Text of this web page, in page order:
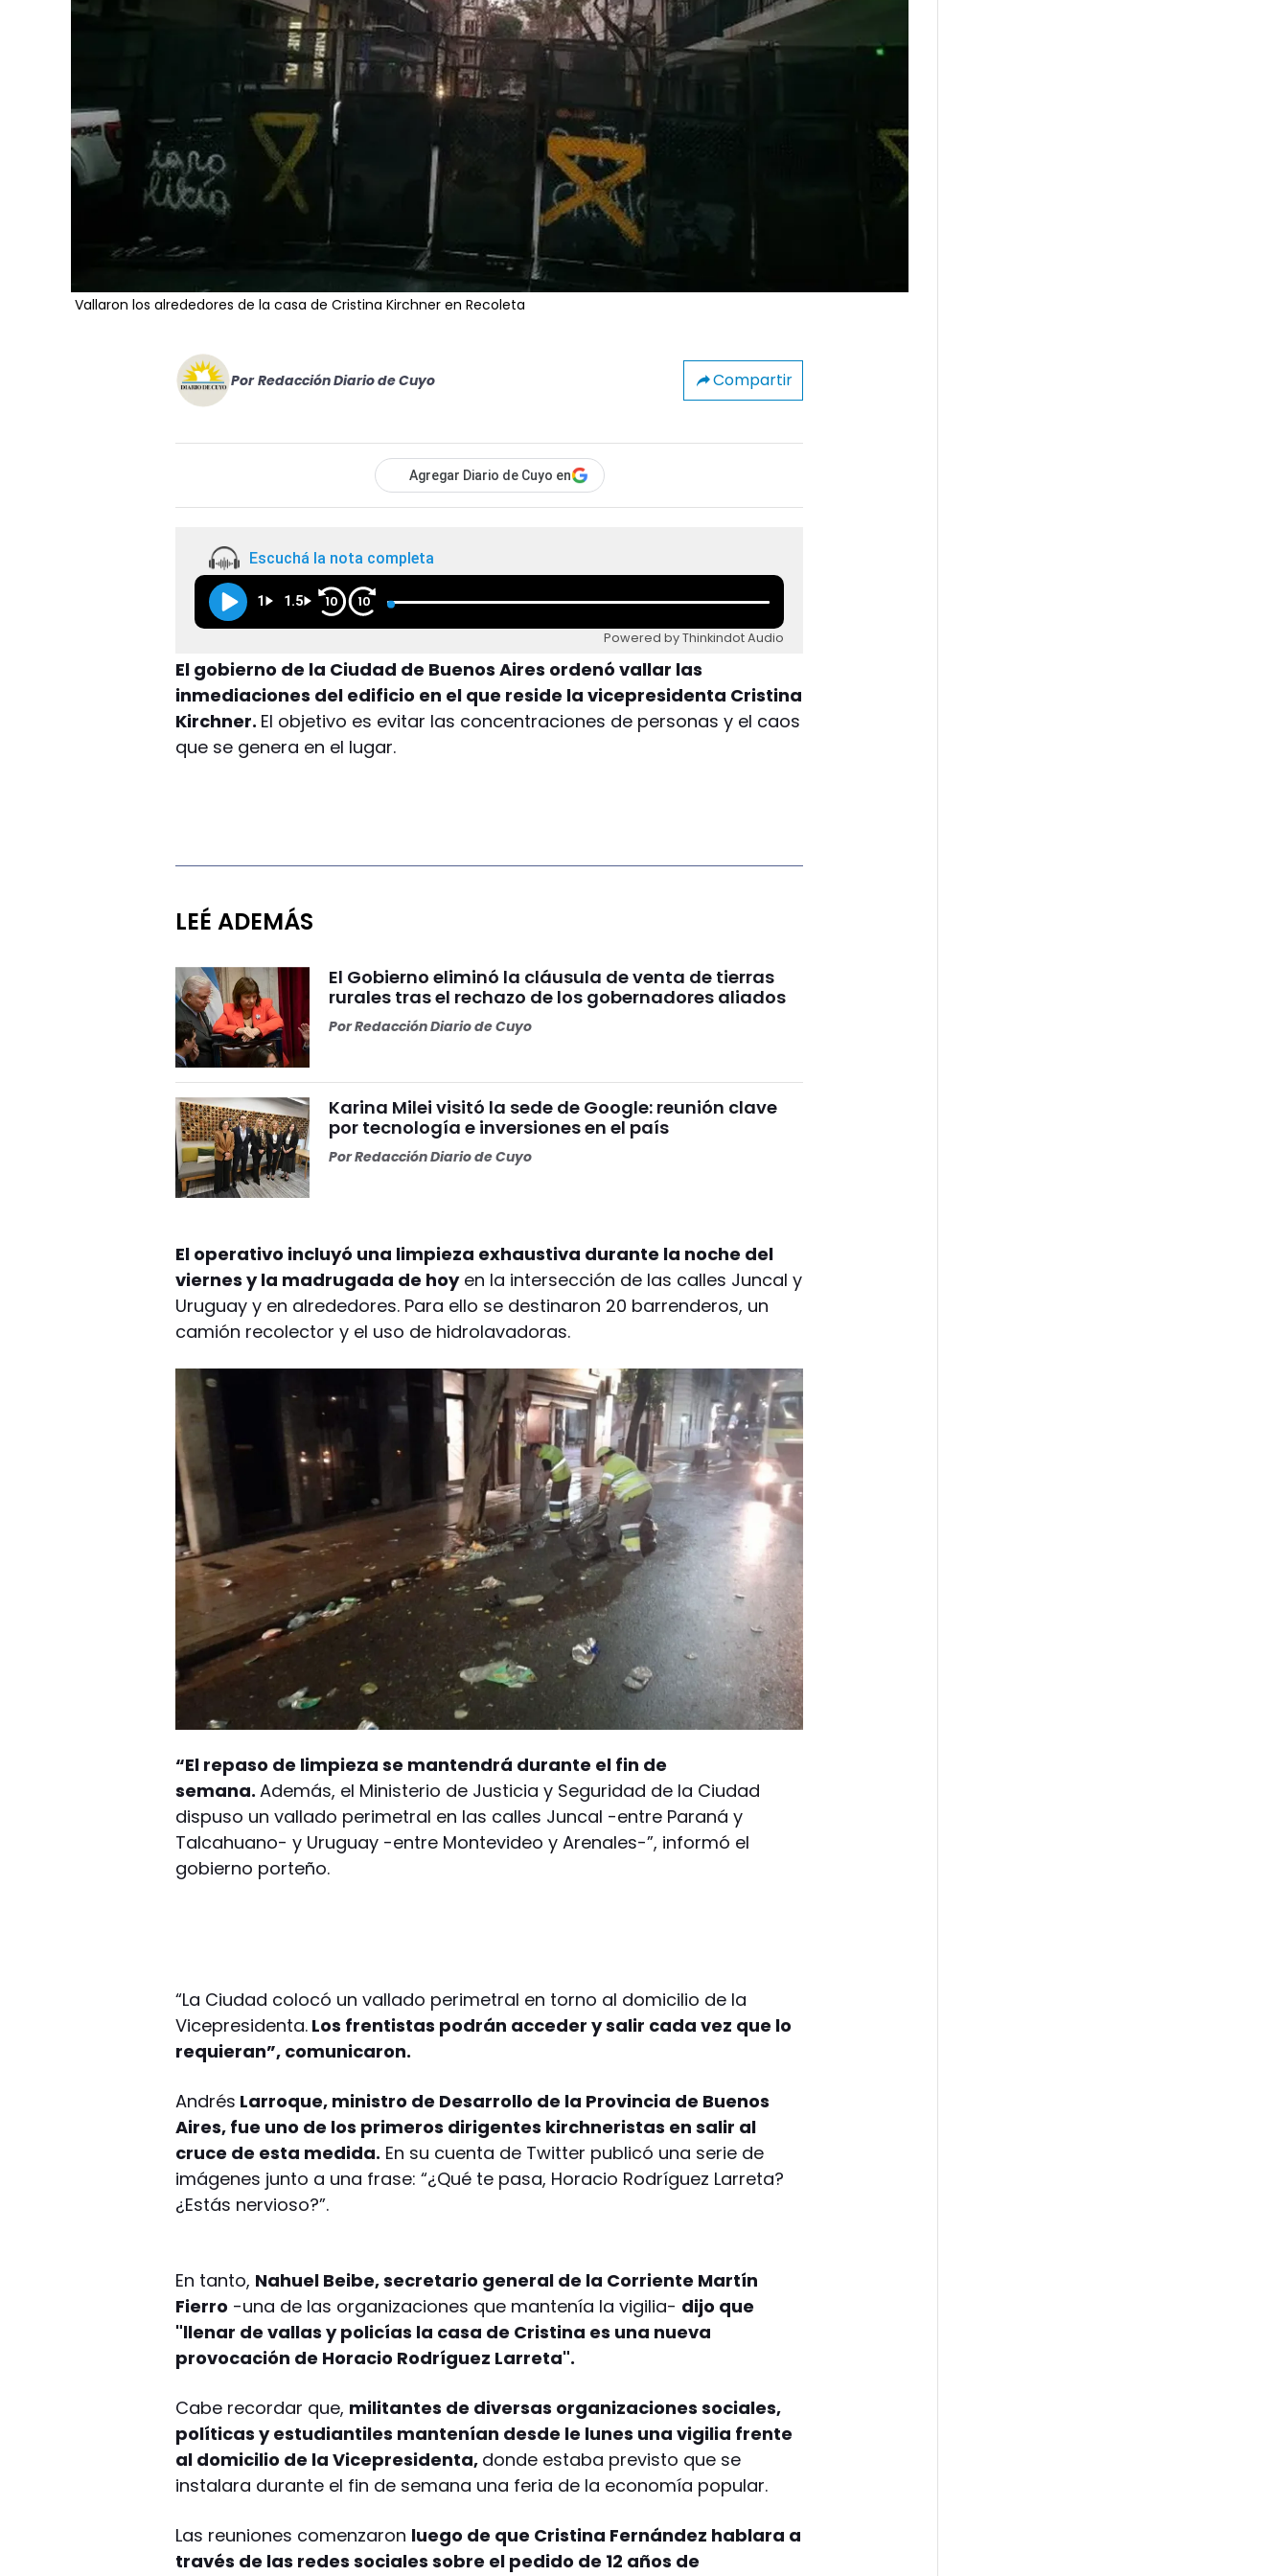
Vallaron los alrededores de la casa de Cristina Kirchner en Recoleta
Por Redacción Diario de Cuyo Compartir
Agregar Diario de Cuyo en
Escuchá la nota completa
1 1.5 10 10
Powered by Thinkindot Audio
El gobierno de la Ciudad de Buenos Aires ordenó vallar las
inmediaciones del edificio en el que reside la vicepresidenta Cristina
Kirchner. El objetivo es evitar las concentraciones de personas y el caos
que se genera en el lugar.
LEÉ ADEMÁS
El Gobierno eliminó la cláusula de venta de tierras
rurales tras el rechazo de los gobernadores aliados
PorRedacción Diario de Cuyo
Karina Milei visitó la sede de Google: reunión clave
por tecnología e inversiones en el país
PorRedacción Diario de Cuyo
El operativo incluyó una limpieza exhaustiva durante la noche del
viernes y la madrugada de hoyen la intersección de las calles Juncal y
Uruguay y en alrededores. Para ello se destinaron 20 barrenderos, un
camión recolector y el uso de hidrolavadoras.
“El repaso de limpieza se mantendrá durante el fin de
semana.Además, el Ministerio de Justicia y Seguridad de la Ciudad
dispuso un vallado perimetral en las calles Juncal -entre Paraná y
Talcahuano- y Uruguay -entre Montevideo y Arenales-”, informó el
gobierno porteño.
“La Ciudad colocó un vallado perimetral en torno al domicilio de la
Vicepresidenta. Los frentistas podrán acceder y salir cada vez que lo
requieran”, comunicaron.
Andrés Larroque, ministro de Desarrollo de la Provincia de Buenos
Aires, fue uno de los primeros dirigentes kirchneristas en salir al
cruce de esta medida. En su cuenta de Twitter publicó una serie de
imágenes junto a una frase: “¿Qué te pasa, Horacio Rodríguez Larreta?
¿Estás nervioso?”.
En tanto, Nahuel Beibe, secretario general de la Corriente Martín
Fierro -una de las organizaciones que mantenía la vigilia- dijo que
"llenar de vallas y policías la casa de Cristina es una nueva
provocación de Horacio Rodríguez Larreta".
Cabe recordar que, militantes de diversas organizaciones sociales,
políticas y estudiantiles mantenían desde le lunes una vigilia frente
al domicilio de la Vicepresidenta, donde estaba previsto que se
instalara durante el fin de semana una feria de la economía popular.
Las reuniones comenzaron luego de que Cristina Fernández hablara a
través de las redes sociales sobre el pedido de 12 años de